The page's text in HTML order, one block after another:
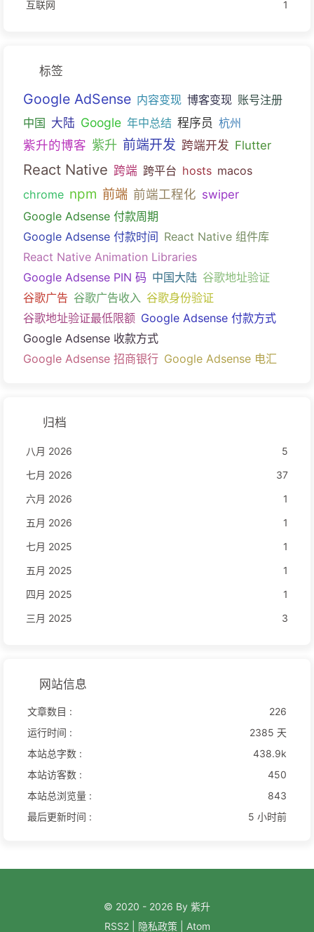
互联网
1
标签
Google AdSense 内容变现 博客变现 账号注册
中国 大陆 Google 年中总结 程序员 杭州
紫升的博客 紫升 前端开发 跨端开发 Flutter
React Native 跨端 跨平台 hosts macos
chrome npm 前端 前端工程化 swiper
Google Adsense 付款周期
Google Adsense 付款时间 React Native 组件库
React Native Animation Libraries
Google Adsense PIN 码 中国大陆 谷歌地址验证
谷歌广告 谷歌广告收入 谷歌身份验证
谷歌地址验证最低限额 Google Adsense 付款方式
Google Adsense 收款方式
Google Adsense 招商银行 Google Adsense 电汇
归档
八月 2026
5
七月 2026
37
六月 2026
1
五月 2026
1
七月 2025
1
五月 2025
1
四月 2025
1
三月 2025
3
网站信息
文章数目 :
226
运行时间 :
2385 天
本站总字数 :
438.9k
本站访客数 :
450
本站总浏览量 :
843
最后更新时间 :
5 小时前
© 2020 - 2026 By 紫升
RSS2| 隐私政策| Atom